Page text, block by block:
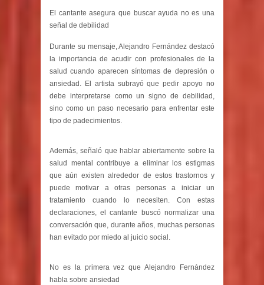
El cantante asegura que buscar ayuda no es una
señal de debilidad
Durante su mensaje, Alejandro Fernández destacó
la importancia de acudir con profesionales de la
salud cuando aparecen síntomas de depresión o
ansiedad. El artista subrayó que pedir apoyo no
debe interpretarse como un signo de debilidad,
sino como un paso necesario para enfrentar este
tipo de padecimientos.
Además, señaló que hablar abiertamente sobre la
salud mental contribuye a eliminar los estigmas
que aún existen alrededor de estos trastornos y
puede motivar a otras personas a iniciar un
tratamiento cuando lo necesiten. Con estas
declaraciones, el cantante buscó normalizar una
conversación que, durante años, muchas personas
han evitado por miedo al juicio social.
No es la primera vez que Alejandro Fernández
habla sobre ansiedad